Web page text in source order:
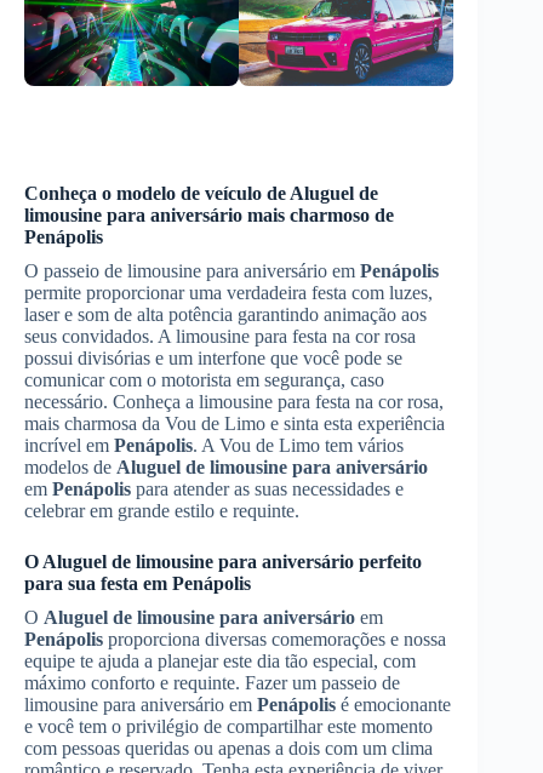
Conheça o modelo de veículo de Aluguel de
limousine para aniversário mais charmoso de
Penápolis
O passeio de limousine para aniversário em Penápolis
permite proporcionar uma verdadeira festa com luzes,
laser e som de alta potência garantindo animação aos
seus convidados. A limousine para festa na cor rosa
possui divisórias e um interfone que você pode se
comunicar com o motorista em segurança, caso
necessário. Conheça a limousine para festa na cor rosa,
mais charmosa da Vou de Limo e sinta esta experiência
incrível em Penápolis. A Vou de Limo tem vários
modelos de Aluguel de limousine para aniversário
em Penápolis para atender as suas necessidades e
celebrar em grande estilo e requinte.
O Aluguel de limousine para aniversário perfeito
para sua festa em Penápolis
O Aluguel de limousine para aniversário em
Penápolis proporciona diversas comemorações e nossa
equipe te ajuda a planejar este dia tão especial, com
máximo conforto e requinte. Fazer um passeio de
limousine para aniversário em Penápolis é emocionante
e você tem o privilégio de compartilhar este momento
com pessoas queridas ou apenas a dois com um clima